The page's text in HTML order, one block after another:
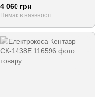
4 060 грн
Немає в наявності